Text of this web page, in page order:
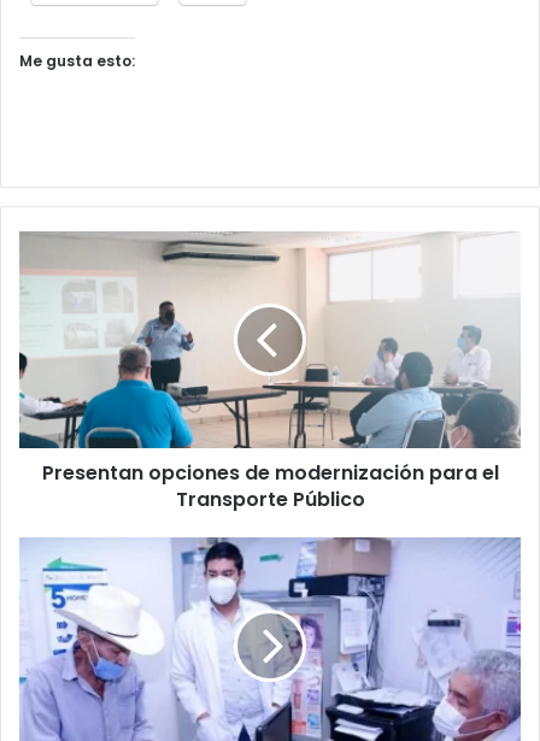
Me gusta esto:
Presentan opciones de modernización para el
Transporte Público